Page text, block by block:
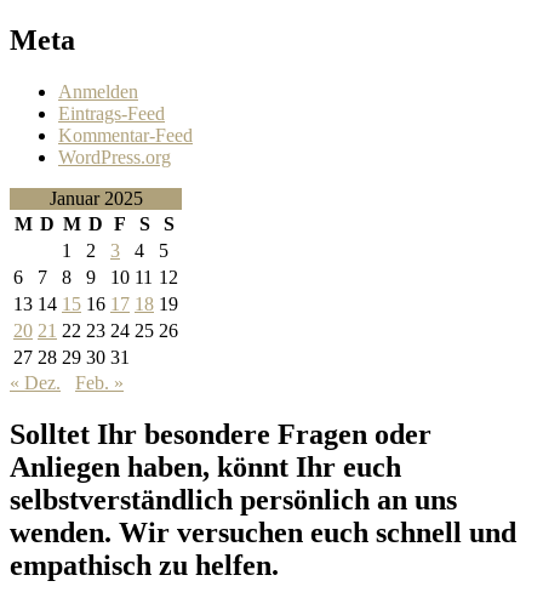
Meta
Anmelden
Eintrags-Feed
Kommentar-Feed
WordPress.org
Januar 2025
M D M D F S
S
1
2 3 4
5
6
7 8 9 10 11 12
13 14 15 16 17 18 19
20 21 22 23 24 25 26
27 28 29 30 31
« Dez.
Feb. »
Solltet Ihr besondere Fragen oder
Anliegen haben, könnt Ihr euch
selbstverständlich persönlich an uns
wenden. Wir versuchen euch schnell und
empathisch zu helfen.